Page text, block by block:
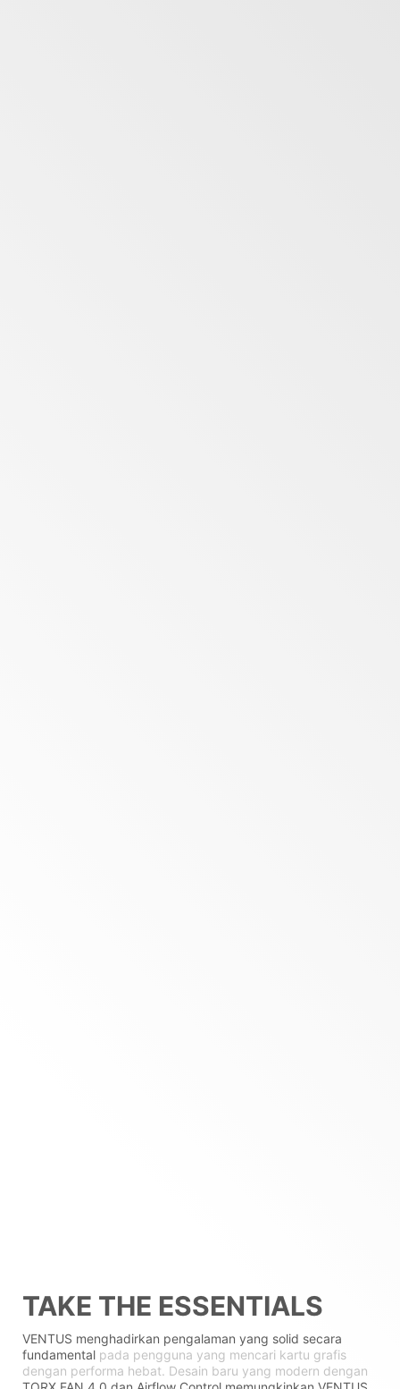
TAKE THE ESSENTIALS
VENTUS menghadirkan pengalaman yang solid secara
fundamental pada pengguna yang mencari kartu grafis
dengan performa hebat. Desain baru yang modern dengan